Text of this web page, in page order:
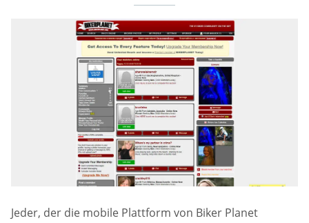
Jeder, der die mobile Plattform von Biker Planet